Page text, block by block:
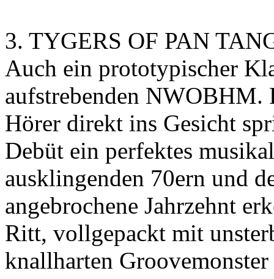
3. TYGERS OF PAN
Auch ein prototypischer
aufstrebenden NWOBHM.
Hörer direkt ins Gesicht
Debüt ein perfektes
ausklingenden 70ern und
angebrochene Jahrzehnt
Ritt, vollgepackt mit
knallharten